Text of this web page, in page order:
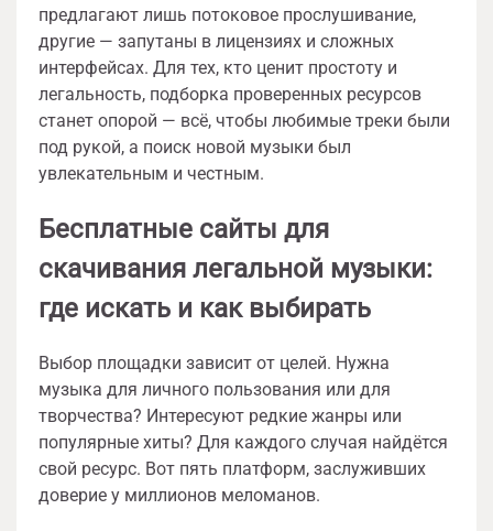
предлагают лишь потоковое прослушивание,
другие — запутаны в лицензиях и сложных
интерфейсах. Для тех, кто ценит простоту и
легальность, подборка проверенных ресурсов
станет опорой — всё, чтобы любимые треки были
под рукой, а поиск новой музыки был
увлекательным и честным.
Бесплатные сайты для
скачивания легальной музыки:
где искать и как выбирать
Выбор площадки зависит от целей. Нужна
музыка для личного пользования или для
творчества? Интересуют редкие жанры или
популярные хиты? Для каждого случая найдётся
свой ресурс. Вот пять платформ, заслуживших
доверие у миллионов меломанов.